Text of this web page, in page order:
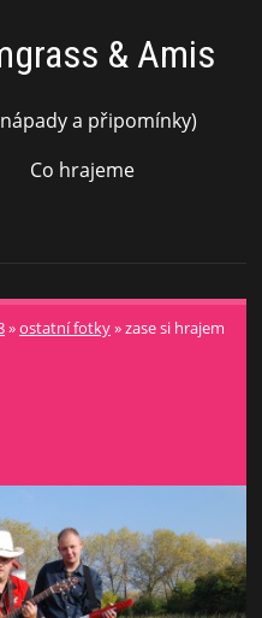
& Amis
a připomínky)
Co hrajeme
»ostatní fotky»zase si hrajem